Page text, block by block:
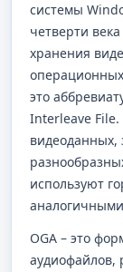
системы
четверти
хранения
это
Interleave File.
используют
OGA – это
аудиофайлов,